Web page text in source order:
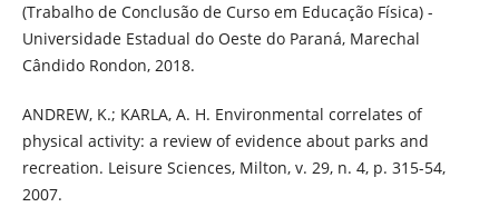
(Trabalho de Conclusão de Curso em Educação Física) -
Universidade Estadual do Oeste do Paraná, Marechal
Cândido Rondon, 2018.
ANDREW, K.; KARLA, A. H. Environmental correlates of
physical activity: a review of evidence about parks and
recreation. Leisure Sciences, Milton, v. 29, n. 4, p. 315-54,
2007.